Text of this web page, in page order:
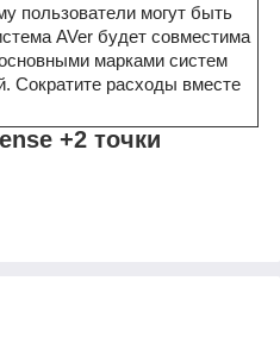
пользователи могут быть
AVer будет совместима
марками систем
Сократите расходы вместе
+2 точки